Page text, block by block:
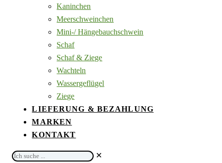
Kaninchen
Meerschweinchen
Mini-/ Hängebauchschwein
Schaf
Schaf & Ziege
Wachteln
Wassergeflügel
Ziege
LIEFERUNG & BEZAHLUNG
MARKEN
KONTAKT
Ich
✕